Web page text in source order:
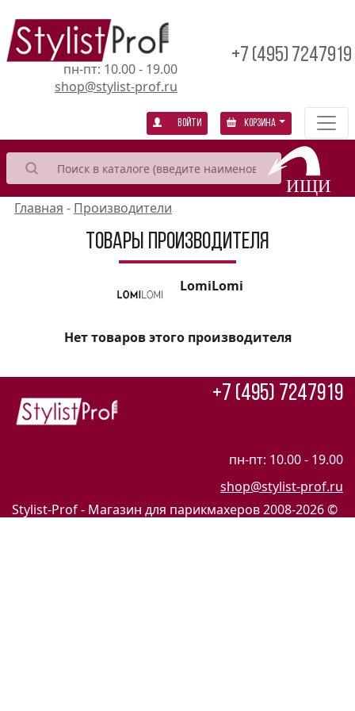
пн-пт: 10.00 - 19.00
shop@stylist-prof.ru
+7 (495) 7247919
Войти Корзина
Главная - Производители
Товары производителя
LomiLomi
Нет товаров этого производителя
+7 (495) 7247919
пн-пт: 10.00 - 19.00
shop@stylist-prof.ru
Stylist-Prof - Магазин для парикмахеров2008-2026 ©